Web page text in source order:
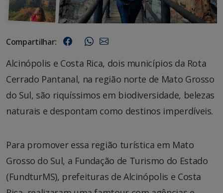
Compartilhar:
Alcinópolis e Costa Rica, dois municípios da Rota
Cerrado Pantanal, na região norte de Mato Grosso
do Sul, são riquíssimos em biodiversidade, belezas
naturais e despontam como destinos imperdíveis.
Para promover essa região turística em Mato
Grosso do Sul, a Fundação de Turismo do Estado
(FundturMS), prefeituras de Alcinópolis e Costa